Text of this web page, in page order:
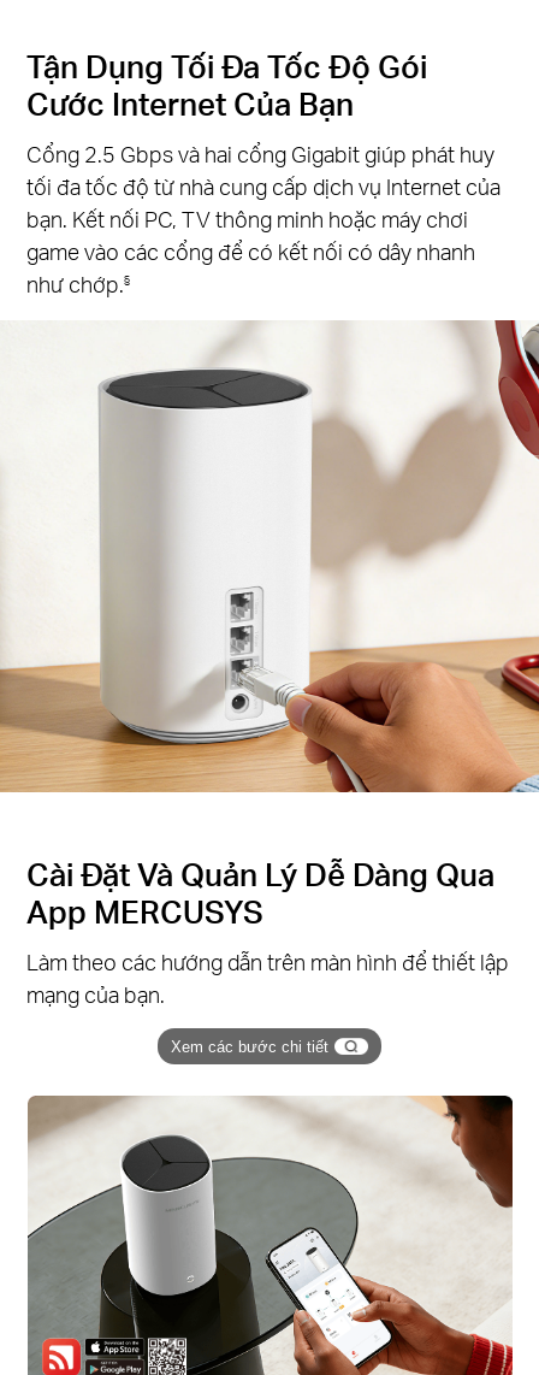
Tận Dụng Tối Đa Tốc Độ Gói
Cước Internet Của Bạn
Cổng 2.5 Gbps và hai cổng Gigabit giúp phát huy
tối đa tốc độ từ nhà cung cấp dịch vụ Internet của
bạn. Kết nối PC, TV thông minh hoặc máy chơi
game vào các cổng để có kết nối có dây nhanh
như chớp.§
Cài Đặt Và Quản Lý Dễ Dàng Qua
App MERCUSYS
Làm theo các hướng dẫn trên màn hình để thiết lập
mạng của bạn.
Xem các bước chi tiết